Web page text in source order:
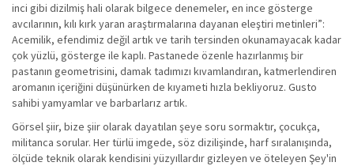
inci gibi dizilmiş hali olarak bilgece denemeler, en ince gösterge
avcılarının, kılı kırk yaran araştırmalarına dayanan eleştiri metinleri”:
Acemilik, efendimiz değil artık ve tarih tersinden okunamayacak kadar
çok yüzlü, gösterge ile kaplı. Pastanede özenle hazırlanmış bir
pastanın geometrisini, damak tadımızı kıvamlandıran, katmerlendiren
aromanın içeriğini düşünürken de kıyameti hızla bekliyoruz. Gusto
sahibi yamyamlar ve barbarlarız artık.
Görsel şiir, bize şiir olarak dayatılan şeye soru sormaktır, çocukça,
militanca sorular. Her türlü imgede, söz dizilişinde, harf sıralanışında,
ölçüde teknik olarak kendisini yüzyıllardır gizleyen ve öteleyen Şey'in